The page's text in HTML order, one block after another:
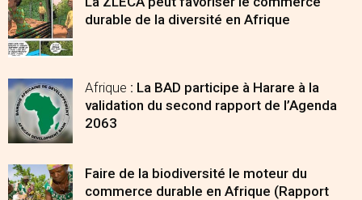
durable de la diversité en Afrique
Afrique : La BAD participe à Harare à la
validation du second rapport de l’Agenda
2063
Faire de la biodiversité le moteur du
commerce durable en Afrique (Rapport